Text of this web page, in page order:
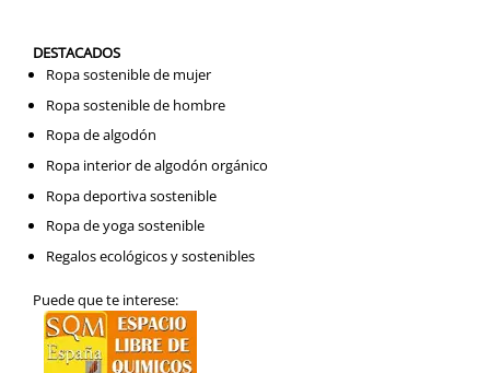
DESTACADOS
Ropa sostenible de mujer
Ropa sostenible de hombre
Ropa de algodón
Ropa interior de algodón orgánico
Ropa deportiva sostenible
Ropa de yoga sostenible
Regalos ecológicos y sostenibles
Puede que te interese: